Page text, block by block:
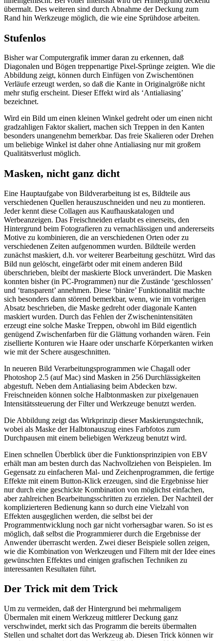
übermalt. Des weiteren sind durch Abnahme der Deckung zum
Rand hin Werkzeuge möglich, die wie eine Sprühdose arbeiten.
Stufenlos
Bisher war Computergrafik immer daran zu erkennen, daß
Diagonalen und Bögen treppenartige Pixel-Sprünge zeigten. Wie die
Abbildung zeigt, können durch Einfügen von Zwischentönen
Verläufe erzeugt werden, so daß die Kante in Originalgröße nicht
mehr stufig erscheint. Dieser Effekt wird als ‘Antialiasing’
bezeichnet.
Wird ein Bild um einen kleinen Winkel gedreht oder um einen nicht
gradzahligen Faktor skaliert, machen sich Treppen in den Kanten
besonders unangenehm bemerkbar. Das freie Skalieren oder Drehen
um beliebige Winkel ist daher ohne Antialiasing nur mit großem
Qualitätsverlust möglich.
Masken, nicht ganz dicht
Eine Hauptaufgabe von Bildverarbeitung ist es, Bildteile aus
verschiedenen Quellen herauszuschneiden und neu zu montieren.
Jeder kennt diese Collagen aus Kaufhauskatalogen und
Werbeanzeigen. Das Freischneiden erlaubt es einerseits, den
Hintergrund beim Fotografieren zu vernachlässigen und andererseits
Motive zu kombinieren, die an verschiedenen Orten oder zu
verschiedenen Zeiten aufgenommen wurden. Bildteile werden
zunächst maskiert, d.h. vor weiterer Bearbeitung geschützt. Wird das
Bild nun gelöscht, eingefärbt oder mit einem anderen Bild
überschrieben, bleibt der maskierte Block unverändert. Die Masken
konnten bisher (in PC-Programmen) nur die Zustände ‘geschlossen’
und ‘transparent’ annehmen. Diese ‘binäre’ Funktionalität machte
sich besonders dann störend bemerkbar, wenn, wie im vorherigen
Absatz beschrieben, die Maske gedreht oder diagonale Kanten
maskiert wurden. Durch das Fehlen der Zwischenintensitäten
erzeugt eine solche Maske Treppen, obwohl im Bild eigentlich
genügend Zwischenfarben für die Glättung vorhanden wären. Fein
zisellierte Konturen wie Haare oder unscharfe Körperkanten wirken
wie mit der Schere ausgeschnitten.
In neueren Bild Verarbeitungsprogrammen wie Chagall oder
Photoshop 2.5 (auf Mac) sind Masken in 256 Durchlässigkeiten
abgestuft. Neben dem Antialiasing beim Abdecken bzw.
Freischneiden können solche Halbtonmasken zur pixelgenauen
Intensitätssteuerung der Filter und Werkzeuge benutzt werden.
Die Abbildung zeigt das Wirkprinzip dieser Maskierungstechnik,
wobei als Maske der Halbtonauszug eines Farbfotos zum
Durchpausen mit einem beliebigen Werkzeug benutzt wird.
Einen schnellen Überblick über die Funktionsprinzipien von EBV
erhält man am besten durch das Nachvollziehen von Beispielen. Im
Gegensatz zu einfacheren Mal- und Zeichenprogrammen, die fertige
Effekte mit einem Button-Klick erzeugen, sind die Ergebnisse hier
nur durch eine geschickte Kombination von möglichst einfachen,
aber zahlreichen Bearbeitungsschritten zu erzielen. Der Nachteil der
komplizierteren Bedienung kann so durch eine Vielzahl von
Effekten ausgeglichen werden, die selbst bei der
Programmentwicklung noch gar nicht vorhersagbar waren. So ist es
möglich, daß selbst die Programmierer durch die Ergebnisse der
Anwender überrascht werden. Zwei dieser Beispiele sollen zeigen,
wie die Kombination von Werkzeugen und Filtern mit der Idee eines
gewünschten Effektes und einigen grafischen Techniken zu
interessanten Resultaten führt.
Der Trick mit dem Trick
Um zu vermeiden, daß der Hintergrund bei mehrmaligem
Übermalen mit einem Werkzeug mittlerer Deckung ganz
verschwindet, merkt sich das Programm die bereits übermalten
Stellen und schaltet dort das Werkzeug ab. Diesen Trick können wir